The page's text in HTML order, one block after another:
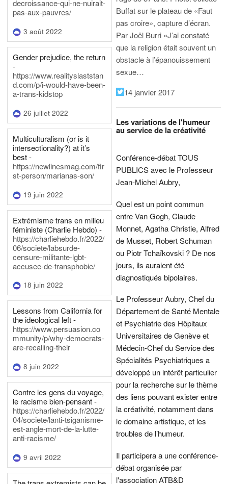
decroissance-qui-ne-nuirait-
pas-aux-pauvres/
3 août 2022
Gender prejudice, the return
-
https://www.realityslaststan
d.com/p/i-would-have-been-
a-trans-kidstop
26 juillet 2022
Multiculturalism (or is it
intersectionality?) at it’s
best -
https://newlinesmag.com/fir
st-person/marianas-son/
19 juin 2022
Extrémisme trans en milieu
féministe (Charlie Hebdo) -
https://charliehebdo.fr/2022/
06/societe/labsurde-
censure-militante-lgbt-
accusee-de-transphobie/
18 juin 2022
Lessons from California for
the ideological left -
https://www.persuasion.co
mmunity/p/why-democrats-
are-recalling-their
8 juin 2022
Contre les gens du voyage,
le racisme bien-pensant -
https://charliehebdo.fr/2022/
04/societe/lanti-tsiganisme-
est-angle-mort-de-la-lutte-
anti-racisme/
9 avril 2022
Buffat sur le plateau de «Faut
pas croire», capture d’écran.
Par Joël Burri «J’ai constaté
que la religion était souvent un
obstacle à l’épanouissement
sexue…
14 janvier 2017
Les variations de l'humeur
au service de la créativité
Conférence-débat TOUS
PUBLICS avec le Professeur
Jean-Michel Aubry,
Quel est un point commun
entre Van Gogh, Claude
Monnet, Agatha Christie, Alfred
de Musset, Robert Schuman
ou Piotr Tchaïkovski ? De nos
jours, ils auraient été
diagnostiqués bipolaires.
Le Professeur Aubry, Chef du
Département de Santé Mentale
et Psychiatrie des Hôpitaux
Universitaires de Genève et
Médecin-Chef du Service des
Spécialités Psychiatriques a
développé un intérêt particulier
pour la recherche sur le thème
des liens pouvant exister entre
la créativité, notamment dans
le domaine artistique, et les
troubles de l’humeur.
Il participera a une conférence-
débat organisée par
l'association ATB&D